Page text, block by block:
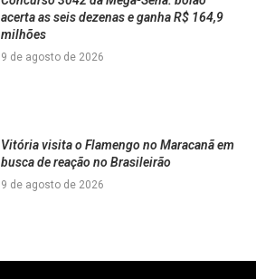
acerta as seis dezenas e ganha R$ 164,9
milhões
9 de agosto de 2026
Vitória visita o Flamengo no Maracanã em
busca de reação no Brasileirão
9 de agosto de 2026